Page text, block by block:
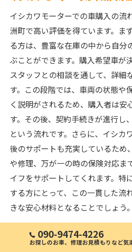
イシカワモーターでの車購入の流
洲町で高い評価を得ています。ま
る方は、豊富な在庫の中から自分
ぶことができます。購入希望車が
スタッフとの相談を通して、詳細
す。この段階では、車両の状態や
く説明がされるため、購入者は安
す。その後、契約手続きが進行し
という流れです。さらに、イシカ
後のサポートも充実しているため
や修理、万が一の時の保険対応ま
イフをサポートしてくれます。特
する方にとって、この一貫した流
きな安心材料となることでしょう。
車屋が提供するカーライフプラン
090-9474-4226
お探しのお車、修理お見積もりなど気